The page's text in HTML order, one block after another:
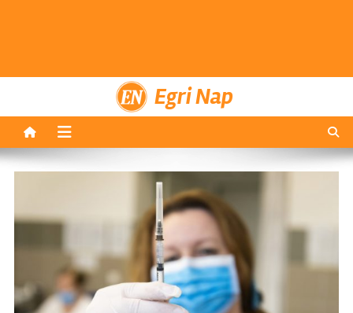
Egri Nap